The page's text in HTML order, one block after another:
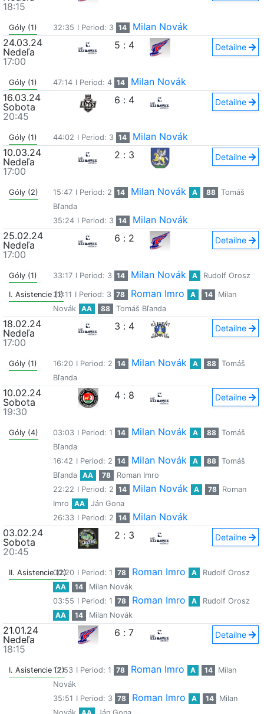
18:15
Góly (1) 32:35 I Period: 3 14
Milan Novák
24.03.24
Nedeľa
17:00
5 : 4 Detailne
Góly (1) 47:14 I Period: 4 14
Milan Novák
16.03.24
Sobota
20:45
6 : 4 Detailne
Góly (1) 44:02 I Period: 3 14
Milan Novák
10.03.24
Nedeľa
17:00
2 : 3 Detailne
Góly (2) 15:47 I Period: 2 14 Milan Novák A 88
Tomáš
Bľanda
35:24 I Period: 3 14
Milan Novák
25.02.24
Nedeľa
17:00
6 : 2 Detailne
Góly (1) 33:17 I Period: 3 14 Milan Novák A Rudolf Orosz
I. Asistencie (1)32:11 I Period: 3 78 Roman Imro A 14
Milan
Novák
AA 88 Tomáš Bľanda
18.02.24
Nedeľa
17:00
3 : 4 Detailne
Góly (1) 16:20 I Period: 2 14 Milan Novák A 88
Tomáš
Bľanda
10.02.24
Sobota
19:30
4 : 8 Detailne
Góly (4) 03:03 I Period: 1 14 Milan Novák A 88
Tomáš
Bľanda
16:42 I Period: 2 14 Milan Novák A 88
Tomáš
Bľanda
AA 78
Roman Imro
22:22 I Period: 2 14 Milan Novák A 78
Roman
Imro
AA
Ján Gona
26:33 I Period: 2 14
Milan Novák
03.02.24
Sobota
20:45
2 : 3 Detailne
II. Asistencie (2)
00:20 I Period: 1 78 Roman Imro A
Rudolf Orosz
AA
14
Milan Novák
03:55 I Period: 1 78 Roman Imro A
Rudolf Orosz
AA
14 Milan Novák
21.01.24
Nedeľa
18:15
6 : 7 Detailne
I. Asistencie (2)
12:53 I Period: 1 78 Roman Imro A 14
Milan
Novák
35:51 I Period: 3 78 Roman Imro A 14
Milan